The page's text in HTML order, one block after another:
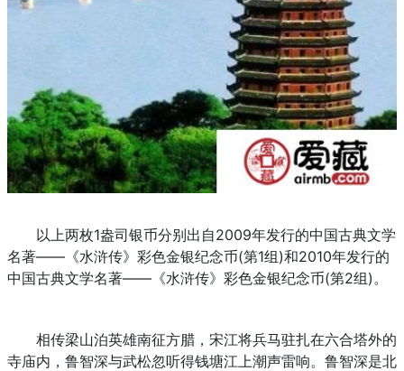
以上两枚1盎司银币分别出自2009年发行的中国古典文学
名著——《水浒传》彩色金银纪念币(第1组)和2010年发行的
中国古典文学名著——《水浒传》彩色金银纪念币(第2组)。
相传梁山泊英雄南征方腊，宋江将兵马驻扎在六合塔外的
寺庙内，鲁智深与武松忽听得钱塘江上潮声雷响。鲁智深是北